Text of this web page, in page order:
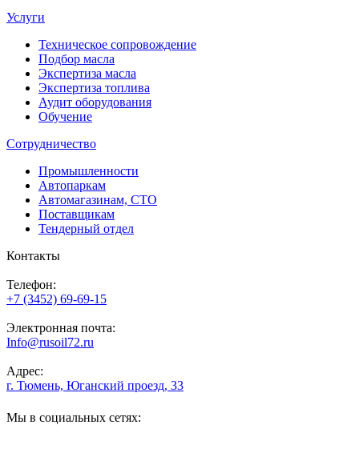
Услуги
Техническое сопровождение
Подбор масла
Экспертиза масла
Экспертиза топлива
Аудит оборудования
Обучение
Сотрудничество
Промышленности
Автопаркам
Автомагазинам, СТО
Поставщикам
Тендерный отдел
Контакты
Телефон:
+7 (3452) 69-69-15
Электронная почта:
Info@rusoil72.ru
Адрес:
г. Тюмень, Юганский проезд, 33
Мы в социальных сетях: